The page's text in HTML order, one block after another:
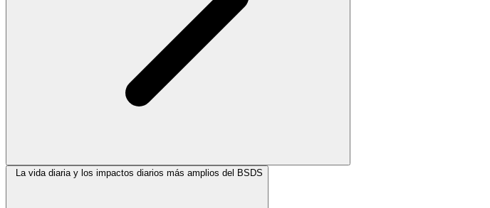
La vida diaria y los impactos diarios más amplios del BSDS